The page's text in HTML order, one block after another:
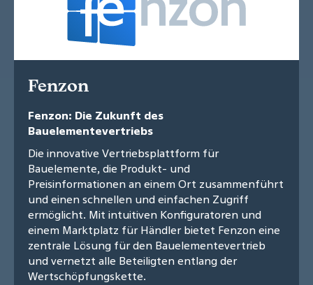
Fenzon
Fenzon: Die Zukunft des
Bauelementevertriebs
Die innovative Vertriebsplattform für
Bauelemente, die Produkt- und
Preisinformationen an einem Ort zusammenführt
und einen schnellen und einfachen Zugriff
ermöglicht. Mit intuitiven Konfiguratoren und
einem Marktplatz für Händler bietet Fenzon eine
zentrale Lösung für den Bauelementevertrieb
und vernetzt alle Beteiligten entlang der
Wertschöpfungskette.